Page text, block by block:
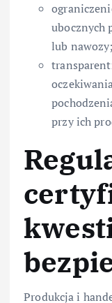
ubocznych
lub nawozy;
przy ich
Produkcja i